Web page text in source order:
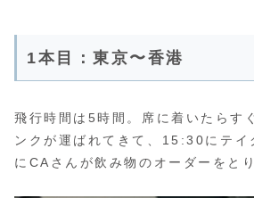
1本目：東京〜香港
飛行時間は5時間。席に着いたらす
ンクが運ばれてきて、15:30にテイ
にCAさんが飲み物のオーダーをと